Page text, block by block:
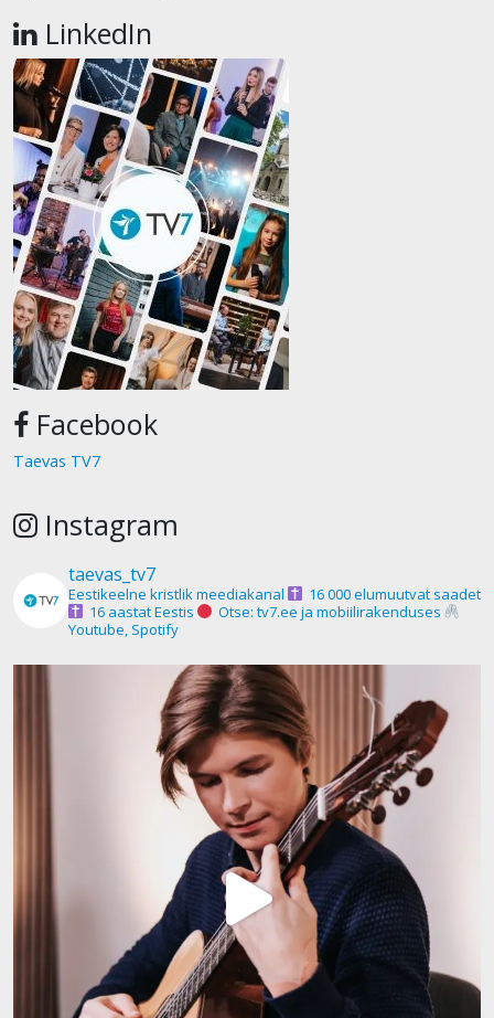
LinkedIn
Facebook
Taevas TV7
Instagram
taevas_tv7
Eestikeelne kristlik meediakanal
16 000 elumuutvat saadet
16 aastat Eestis
Otse: tv7.ee ja mobiilirakenduses
Youtube, Spotify